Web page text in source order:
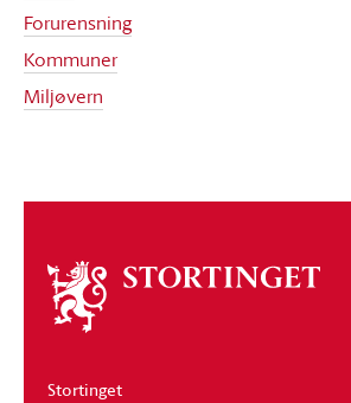
Forurensning
Kommuner
Miljøvern
Om
stortinget
Stortinget